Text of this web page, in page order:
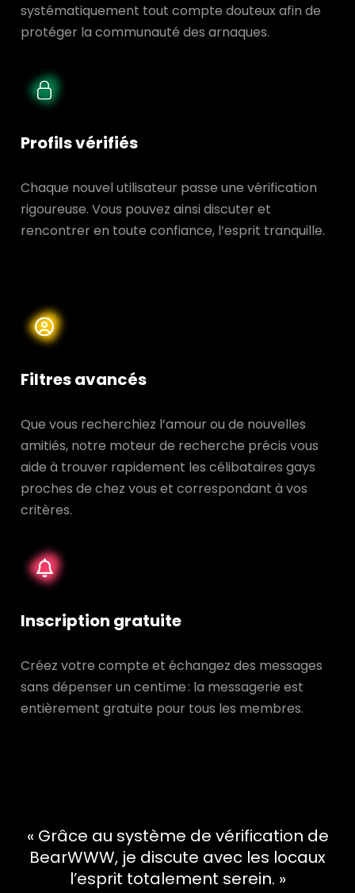
systématiquement tout compte douteux afin de
protéger la communauté des arnaques.
Profils vérifiés
Chaque nouvel utilisateur passe une vérification
rigoureuse. Vous pouvez ainsi discuter et
rencontrer en toute confiance, l’esprit tranquille.
Filtres avancés
Que vous recherchiez l’amour ou de nouvelles
amitiés, notre moteur de recherche précis vous
aide à trouver rapidement les célibataires gays
proches de chez vous et correspondant à vos
critères.
Inscription gratuite
Créez votre compte et échangez des messages
sans dépenser un centime : la messagerie est
entièrement gratuite pour tous les membres.
« Grâce au système de vérification de
BearWWW, je discute avec les locaux
l’esprit totalement serein. »